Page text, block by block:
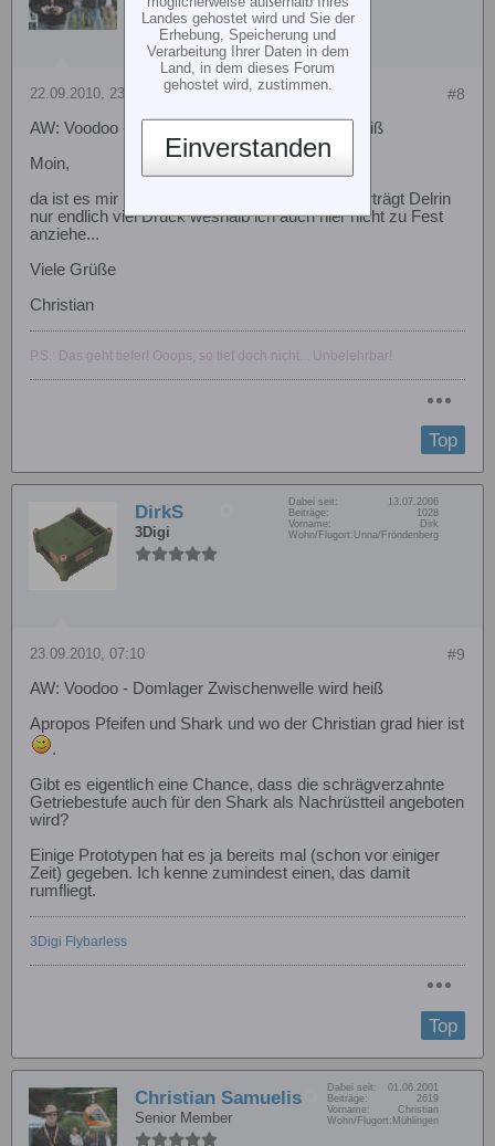
#8
22.09.2010, 23:31
AW: Voodoo - Domlager Zwischenwelle wird heiß
Moin,
da ist es mir bisher nie aufgefallen, dennoch verträgt Delrin
nur endlich viel Druck weshalb ich auch hier nicht zu Fest
anziehe...
Viele Grüße
Christian
P.S.: Das geht tiefer! Ooops, so tief doch nicht... Unbelehrbar!
Top
DirkS
3Digi
Dabei seit:
13.07.2006
Beiträge:
1028
Vorname:
Dirk
Wohn/Flugort: Unna/Fröndenberg
#9
23.09.2010, 07:10
AW: Voodoo - Domlager Zwischenwelle wird heiß
Apropos Pfeifen und Shark und wo der Christian grad hier ist
.
Gibt es eigentlich eine Chance, dass die schrägverzahnte
Getriebestufe auch für den Shark als Nachrüstteil angeboten
wird?
Einige Prototypen hat es ja bereits mal (schon vor einiger
Zeit) gegeben. Ich kenne zumindest einen, das damit
rumfliegt.
3Digi Flybarless
Top
Christian Samuelis
Senior Member
Dabei seit:
01.06.2001
Beiträge:
2619
Vorname:
Christian
Wohn/Flugort: Mühlingen
Landes gehostet wird und Sie der
Erhebung, Speicherung und
Verarbeitung Ihrer Daten in dem
Land, in dem dieses Forum
gehostet wird, zustimmen.
Einverstanden